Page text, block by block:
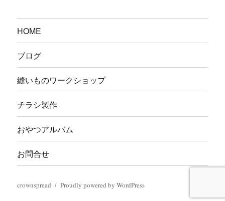
HOME
ブログ
縫いものワークショップ
チラシ製作
おやつアルバム
お問合せ
crownspread Proudly powered by WordPress